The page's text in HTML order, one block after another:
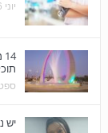
יוני 26, 2014
יש